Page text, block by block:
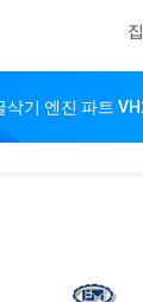
집
기 엔진 파트